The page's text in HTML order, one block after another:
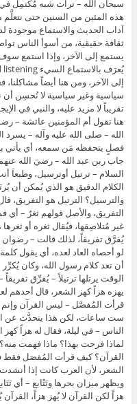
سبحان الله – تراث شبه مُكتمِل في
هذه المئين من السنين حتى
آداب الحديث والاستماع موجودة
ثقافة حقيقية، من أسوأ الناس
يستمع إلى الآخر، وإذا استمع
إلى الآخر، ومن هنا أيضاً
سياسية وغير سياسية لا نُحسِن أن
تقريباً لا مزيد عليه، والنبي في
هنا تقول أم المؤمنين عائشة –
الله – صلى الله عليه وآله – يسرد
فصلٍ يتحفظه مَن سمعه، أي يأتي
جاب ربن عبد الله – رضيَ الله
السلام – ترتيل أوترسيل، وطبعاَ
الكلام الدقيق هو الذي يُمكن أن
والترسيل؟ الترتيل هو التفريق،
التفريق، والأصل قولهم ثغرٌ – أي
غير مُتلاصِقها، فيُقال ثغره أو
يُفرَّق تفريقاً، لذلك قالت – رضوان
لو أحصاه العاد لعده، أي يقول
أن تعد كلام رسول الله، وكان
الوقت يرتلها ترتيلاً – يُفرِّق
يهزه هزاً كهز الشعر، قال أحدهم
قرأت المُفصَّل – ليس القرآن
ست ساعات، لكن هذا يتحدَّث عن
الناس – في ليلة، فقال له هزاً كهز
لماذا فرحت بهذا؟ ماذا فهمت
القرآن؟ كيف قرأت المُفصَل فقط
الشعر، لأن العرب كانت إذا
ويظهر ميزان بحرها وتَتْابع – أي
هزاً لكن القرآن لا يُهز هزاً، القرآن